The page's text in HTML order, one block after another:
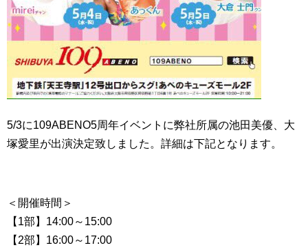
5/3に109ABENO5周年イベントに弊社所属の池田美優、大
塚愛里が出演決定致しました。詳細は下記となります。
＜開催時間＞
【1部】14:00～15:00
【2部】16:00～17:00